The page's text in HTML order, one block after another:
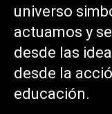
universo
actuamos y
desde las
desde la
educación.